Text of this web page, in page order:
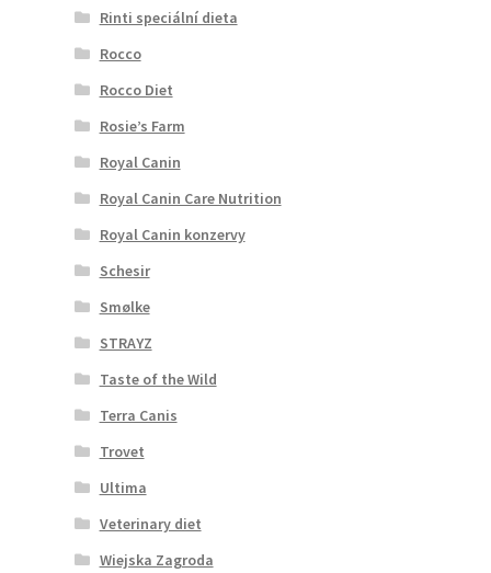
Rinti speciální dieta
Rocco
Rocco Diet
Rosie’s Farm
Royal Canin
Royal Canin Care Nutrition
Royal Canin konzervy
Schesir
Smølke
STRAYZ
Taste of the Wild
Terra Canis
Trovet
Ultima
Veterinary diet
Wiejska Zagroda